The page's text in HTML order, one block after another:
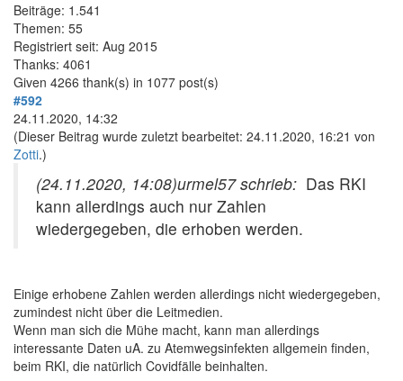
Beiträge: 1.541
Themen: 55
Registriert seit: Aug 2015
Thanks: 4061
Given 4266 thank(s) in 1077 post(s)
#592
24.11.2020, 14:32
(Dieser Beitrag wurde zuletzt bearbeitet: 24.11.2020, 16:21 von
Zotti.)
(24.11.2020, 14:08)urmel57 schrieb: Das RKI
kann allerdings auch nur Zahlen
wiedergegeben, die erhoben werden.
Einige erhobene Zahlen werden allerdings nicht wiedergegeben,
zumindest nicht über die Leitmedien.
Wenn man sich die Mühe macht, kann man allerdings
interessante Daten uA. zu Atemwegsinfekten allgemein finden,
beim RKI, die natürlich Covidfälle beinhalten.